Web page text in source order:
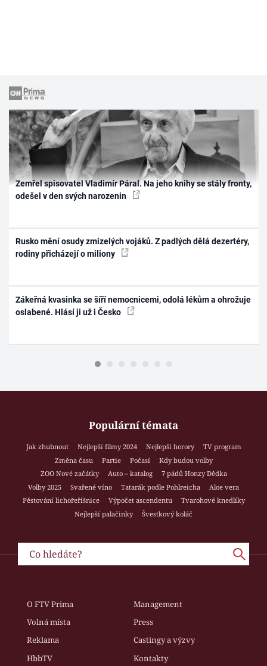
Zemřel spisovatel Vladimír Páral. Na jeho knihy se stály fronty,
odešel v den svých narozenin
Rusko mění osudy zmizelých vojáků. Z padlých dělá dezertéry,
rodiny přicházejí o miliony
Zákeřná kvasinka se šíří nemocnicemi, odolá lékům a ohrožuje
oslabené. Hlásí ji už i Česko
Populární témata
Jak zhubnout Nejlepší filmy 2024 Nejlepší horory
TV program
Změna času
Partie Počasí
Kdy budou volby
ZOO Nové začátky
Auto – katalog
7 pádů Honzy Dědka
Volby 2025
Svařené víno Tatarák podle Pohlreicha
Aloe vera
Pěstování lichořeřišnice
Výpočet ascendentu
Tvarohové knedlíky
Nejlepší palačinky
Švestkový koláč
O FTV Prima
Management
Volná místa
Press
Reklama
Castingy a výzvy
HbbTV
Kontakty